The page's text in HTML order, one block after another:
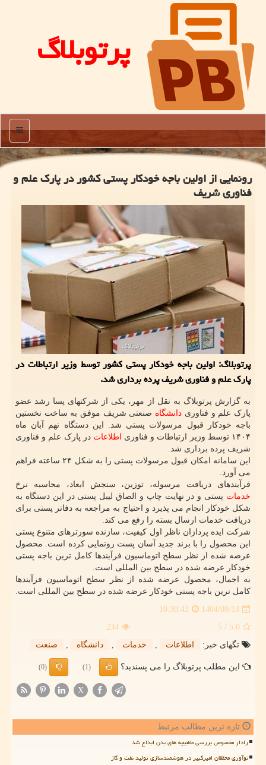
پرتوبلاگ
منو
رونمایی از اولین باجه خودکار پستی کشور در پارک علم و
فناوری شریف
پرتوبلاگ: اولین باجه خودکار پستی کشور توسط وزیر ارتباطات در
پارک علم و فناوری شریف پرده برداری شد.
به گزارش پرتوبلاگ به نقل از مهر، یکی از شرکتهای پسا رشد عضو
پارک علم و فناوری دانشگاه صنعتی شریف موفق به ساخت نخستین
باجه خودکار قبول مرسولات پستی شد. این دستگاه نهم آبان ماه
۱۴۰۴ توسط وزیر ارتباطات و فناوری
اطلاعات در پارک علم و فناوری
شریف پرده برداری شد.
این سامانه امکان قبول مرسولات پستی را به شکل ۲۴ ساعته فراهم
می آورد.
فرآیندهای دریافت مرسوله، توزین، سنجش ابعاد، محاسبه نرخ
خدمات پستی و در نهایت چاپ و الصاق لیبل پستی در این دستگاه به
شکل خودکار انجام می پذیرد و احتیاج به مراجعه به دفاتر پستی برای
دریافت خدمات ارسال بسته را رفع می کند.
شرکت ایده پردازان ناظر اول کیفیت، سازنده سورترهای متنوع پستی
این محصول را با برند جدید آسان پست رونمایی کرده است. محصول
عرضه شده از نظر سطح اتوماسیون فرآیندها کامل ترین باجه پستی
خودکار عرضه شده در سطح بین المللی است.
به اجمال، محصول عرضه شده از نظر سطح اتوماسیون فرآیندها
کامل ترین باجه پستی خودکار عرضه شده در سطح بین المللی است.
1404/08/13
10:30:43
5.0
/ 5
234
تگهای خبر:
اطلاعات , خدمات , دانشگاه , صنعت
این مطلب پرتوبلاگ را می پسندید؟ (1)
(0)
X
تازه ترین مطالب مرتبط
رادار مخصوص بررسی ماهیچه های بدن ابداع شد
نوآوری محققان امیرکبیر در هوشمندسازی تولید نفت و گاز